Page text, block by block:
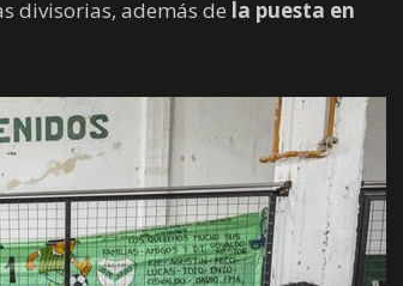
divisorias, además de la puesta en